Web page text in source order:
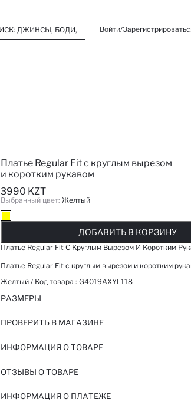
Войти/
Платье Regular Fit с круглым вырезом
и коротким рукавом
3990 KZT
Выбранный цвет: Желтый
ДОБАВИТЬ В КОРЗИНУ
Платье Regular Fit С Круглым Вырезом И Коротким
Платье Regular Fit с круглым вырезом и коротким
Желтый / Код товара : G4019AXYL118
РАЗМЕРЫ
ПРОВЕРИТЬ В МАГАЗИНЕ
ИНФОРМАЦИЯ О ТОВАРЕ
ОТЗЫВЫ О ТОВАРЕ
ИНФОРМАЦИЯ О ПЛАТЕЖЕ